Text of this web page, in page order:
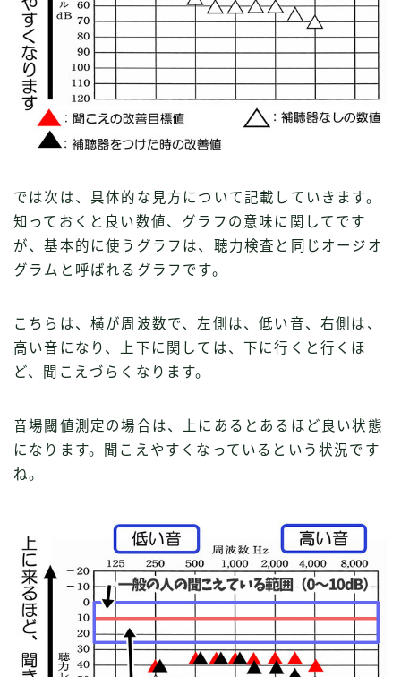
では次は、具体的な見方について記載していきます。
知っておくと良い数値、グラフの意味に関してです
が、基本的に使うグラフは、聴力検査と同じオージオ
グラムと呼ばれるグラフです。
こちらは、横が周波数で、左側は、低い音、右側は、
高い音になり、上下に関しては、下に行くと行くほ
ど、聞こえづらくなります。
音場閾値測定の場合は、上にあるとあるほど良い状態
になります。聞こえやすくなっているという状況です
ね。